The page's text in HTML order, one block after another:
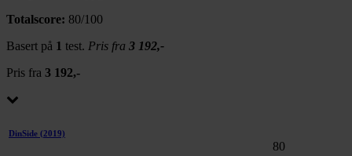
Totalscore: 80/100
Basert på 1 test. Pris fra 3 192,-
Pris fra 3 192,-
DinSide (2019)
80